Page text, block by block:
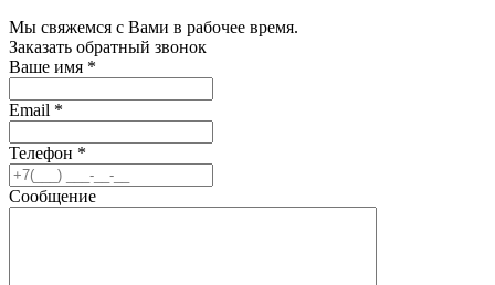
Мы свяжемся с Вами в рабочее время.
Заказать обратный звонок
Ваше имя *
Email *
Телефон *
Сообщение